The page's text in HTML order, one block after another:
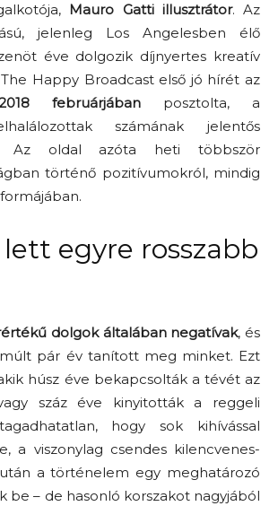
Mauro Gatti illusztrátor. Az
jelenleg Los Angelesben élő
éve dolgozik díjnyertes kreatív
Happy Broadcast első jó hírét az
februárjában posztolta, a
számának jelentős
Az oldal azóta heti többször
történő pozitívumokról, mindig
egyre rosszabb
dolgok általában negatívak, és
pár év tanított meg minket. Ezt
húsz éve bekapcsolták a tévét az
száz éve kinyitották a reggeli
hogy sok kihívással
a viszonylag csendes kilencvenes-
a történelem egy meghatározó
be – de hasonló korszakot nagyjából